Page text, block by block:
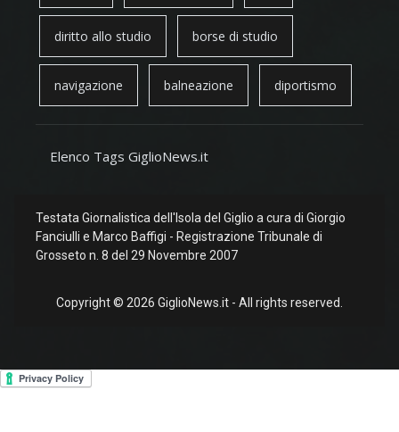
diritto allo studio borse di studio
navigazione balneazione diportismo
Elenco Tags GiglioNews.it
Testata Giornalistica dell'Isola del Giglio a cura di Giorgio
Fanciulli e Marco Baffigi - Registrazione Tribunale di
Grosseto n. 8 del 29 Novembre 2007
Copyright © 2026 GiglioNews.it - All rights reserved.